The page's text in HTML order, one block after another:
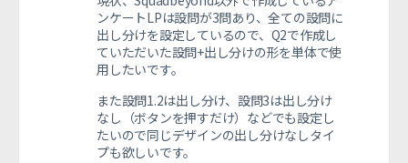
ンケートLPは設問が3問あり、全ての設問に
出し分けを設定しているので、Q2で作成し
ていただいた設問+出し分けの形を単体で使
用したいです。
また設問1.2は出し分け、設問3は出し分け
なし（ボタンを押すだけ）などでも設定し
たいので同じデザインの出し分けなしタイ
プも欲しいです。